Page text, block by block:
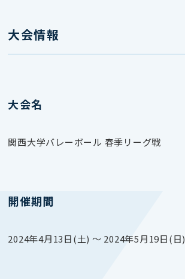
大会情報
大会名
関西⼤学バレーボール 春季リーグ戦
開催期間
2024年4月13日(土) 〜 2024年5月19日(日)